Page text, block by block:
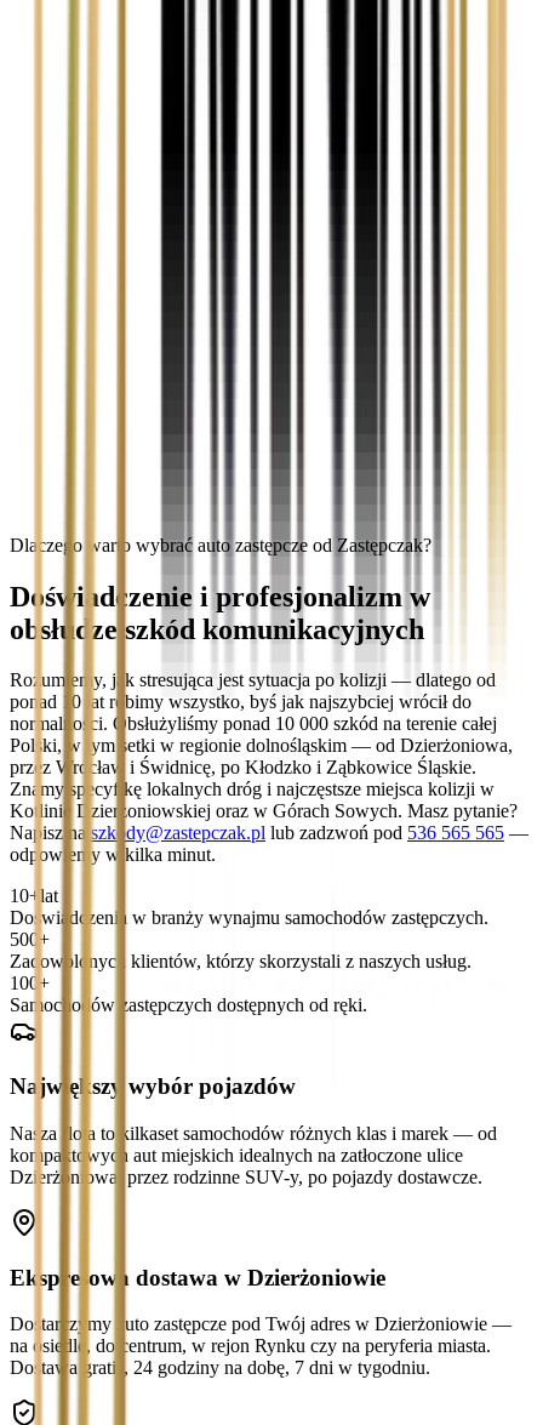
Dlaczego warto wybrać auto zastępcze od Zastępczak?
Doświadczenie i profesjonalizm w
obsłudze szkód komunikacyjnych
Rozumiemy, jak stresująca jest sytuacja po kolizji — dlatego od
ponad 10 lat robimy wszystko, byś jak najszybciej wrócił do
normalności. Obsłużyliśmy ponad 10 000 szkód na terenie całej
Polski, w tym setki w regionie dolnośląskim — od Dzierżoniowa,
przez Wrocław i Świdnicę, po Kłodzko i Ząbkowice Śląskie.
Znamy specyfikę lokalnych dróg i najczęstsze miejsca kolizji w
Kotlinie Dzierżoniowskiej oraz w Górach Sowych. Masz pytanie?
Napisz na szkody@zastepczak.pl lub zadzwoń pod 536 565 565 —
odpowiemy w kilka minut.
10+ lat
Doświadczenia w branży wynajmu samochodów zastępczych.
500+
Zadowolonych klientów, którzy skorzystali z naszych usług.
100+
Samochodów zastępczych dostępnych od ręki.
Największy wybór pojazdów
Nasza flota to kilkaset samochodów różnych klas i marek — od
kompaktowych aut miejskich idealnych na zatłoczone ulice
Dzierżoniowa, przez rodzinne SUV-y, po pojazdy dostawcze.
Ekspresowa dostawa w Dzierżoniowie
Dostarczymy auto zastępcze pod Twój adres w Dzierżoniowie —
na osiedle, do centrum, w rejon Rynku czy na peryferia miasta.
Dostawa gratis, 24 godziny na dobę, 7 dni w tygodniu.